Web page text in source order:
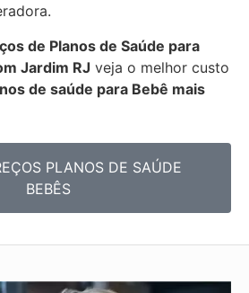
de Planos de Saúde para
Jardim RJ veja o melhor custo
de saúde para Bebê mais
PLANOS DE SAÚDE
BEBÊS